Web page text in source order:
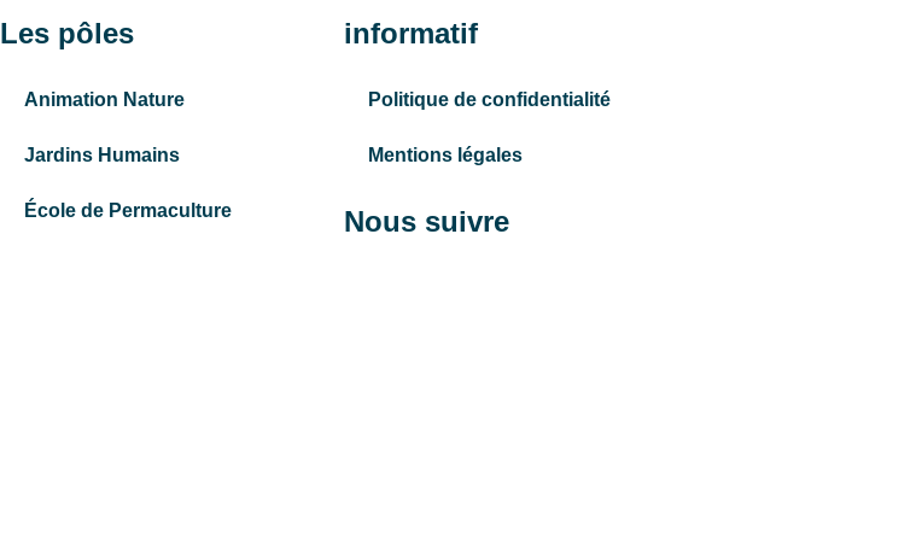
Les pôles
Animation Nature
Jardins Humains
École de Permaculture
informatif
Politique de confidentialité
Mentions légales
Nous suivre